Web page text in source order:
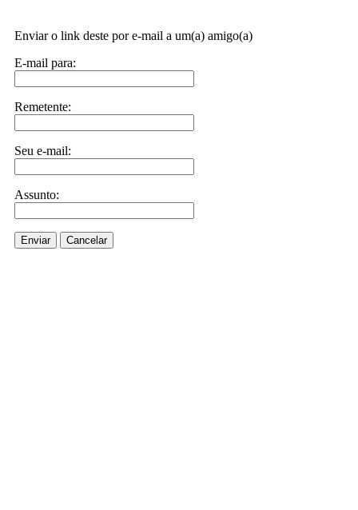
Enviar o link deste por e-mail a um(a) amigo(a)
E-mail para:
Remetente:
Seu e-mail:
Assunto:
Enviar Cancelar